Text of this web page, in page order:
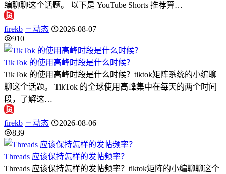
编聊聊这个话题。 以下是 YouTube Shorts 推荐算…
firekb 动态
2026-08-07
910
TikTok 的使用高峰时段是什么时候？
TikTok 的使用高峰时段是什么时候？tiktok矩阵系统的小编聊
聊这个话题。 TikTok 的全球使用高峰集中在每天的两个时间
段，了解这…
firekb 动态
2026-08-06
839
Threads 应该保持怎样的发帖频率？
Threads 应该保持怎样的发帖频率？tiktok矩阵的小编聊聊这个